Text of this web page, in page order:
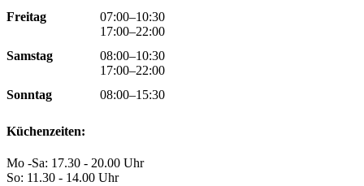
Freitag
07:00–10:30
17:00–22:00
Samstag
08:00–10:30
17:00–22:00
Sonntag
08:00–15:30
Küchenzeiten:
Mo -Sa: 17.30 - 20.00 Uhr
So: 11.30 - 14.00 Uhr